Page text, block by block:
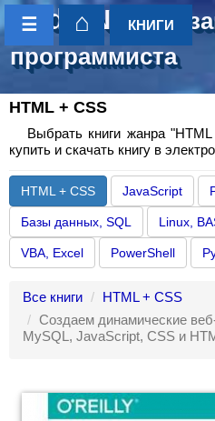
CoderNotes-
программиста
⌂
☰ КНИГИ
HTML + CSS
Выбрать книги жанра
купить и скачать книгу в
HTML + CSS JavaScript
Базы данных, SQL Linux,
VBA, Excel PowerShell
Все книги
HTML + CSS
Создаем динамические
MySQL, JavaScript, CSS и